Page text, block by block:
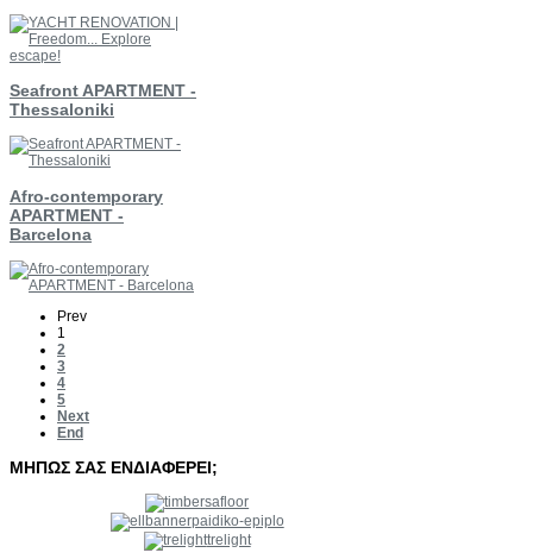
Seafront APARTMENT -
Thessaloniki
Afro-contemporary
APARTMENT -
Barcelona
Prev
1
2
3
4
5
Next
End
ΜΗΠΩΣ ΣΑΣ ΕΝΔΙΑΦΕΡΕΙ;
paidiko-epiplo
trelight